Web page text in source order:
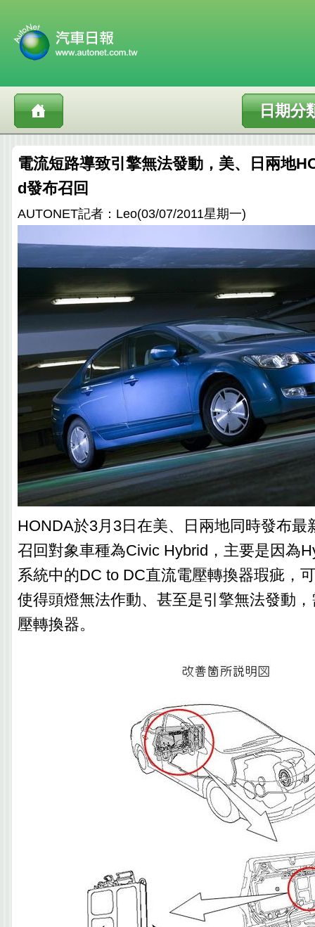
日期分
電流短路導致引擎無法發動，美、日兩地
d發布召回
AUTONET記者：Leo(03/07/2011星期一)
HONDA於3月3日在美、日兩地同時發布最
召回對象車種為Civic Hybrid，主要是因為
系統中的DC to DC直流電壓轉換器瑕疵，
使得頭燈無法作動、甚至是引擎無法發動
壓轉換器。